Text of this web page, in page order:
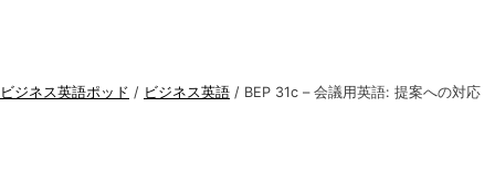
ビジネス英語ポッド / ビジネス英語 / BEP 31c – 会議用英語: 提案への対応